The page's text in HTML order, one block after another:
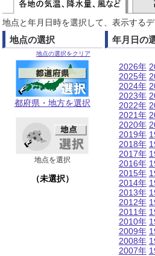
地点と年月日時を選択して、表示する
地点の選択
地点の選択をクリア
都府県・地方を選択
地点を選択
（未選択）
年月日の
2026年
2025年
2024年
2023年
2022年
2021年
2020年
2019年
2018年
2017年
2016年
2015年
2014年
2013年
2012年
2011年
2010年
2009年
2008年
2007年